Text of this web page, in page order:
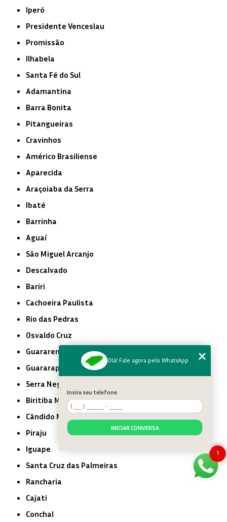
Iperó
Presidente Venceslau
Promissão
Ilhabela
Santa Fé do Sul
Adamantina
Barra Bonita
Pitangueiras
Cravinhos
Américo Brasiliense
Aparecida
Araçoiaba da Serra
Ibaté
Barrinha
Aguaí
São Miguel Arcanjo
Descalvado
Bariri
Cachoeira Paulista
Rio das Pedras
Osvaldo Cruz
Guararema
Guararapes
Serra Negra
Biritiba Mirim
Cândido Mota
Piraju
Iguape
Santa Cruz das Palmeiras
Rancharia
Cajati
Conchal
1
Olá! Fale agora pelo WhatsApp
Insira seu telefone
INICIAR CONVERSA